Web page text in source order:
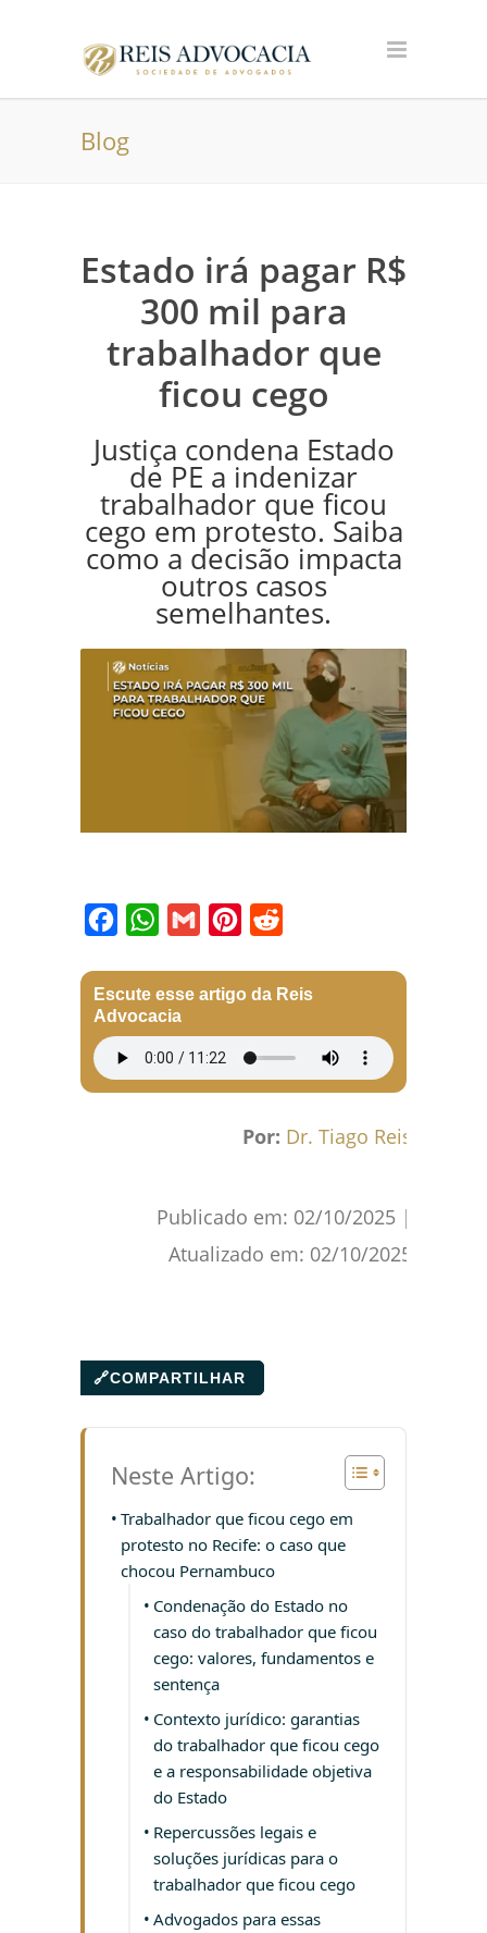
Blog
Estado irá pagar R$
300 mil para
trabalhador que
ficou cego
Justiça condena Estado
de PE a indenizar
trabalhador que ficou
cego em protesto. Saiba
como a decisão impacta
outros casos
semelhantes.
Escute esse artigo da Reis
Advocacia
Por: Dr. Tiago Reis
Publicado em: 02/10/2025 |
Atualizado em: 02/10/2025
🔗COMPARTILHAR
Neste Artigo:
Trabalhador que ficou cego em
protesto no Recife: o caso que
chocou Pernambuco
Condenação do Estado no
caso do trabalhador que ficou
cego: valores, fundamentos e
sentença
Contexto jurídico: garantias
do trabalhador que ficou cego
e a responsabilidade objetiva
do Estado
Repercussões legais e
soluções jurídicas para o
trabalhador que ficou cego
Advogados para essas